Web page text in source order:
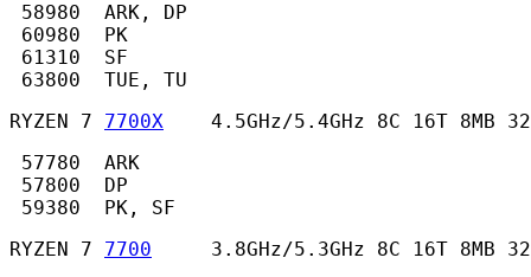
58980  ARK, DP
60980  PK
61310  SF
63800  TUE, TU
RYZEN 7 7700X
4.5GHz/5.4GHz 8C 16T 8MB
57780  ARK
57800  DP
59380  PK, SF
RYZEN 7 7700
3.8GHz/5.3GHz 8C 16T 8MB